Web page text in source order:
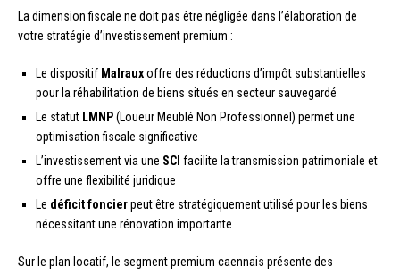
La dimension fiscale ne doit pas être négligée dans l’élaboration de
votre stratégie d’investissement premium :
Le dispositif Malrauxoffre des réductions d’impôt substantielles
pour la réhabilitation de biens situés en secteur sauvegardé
Le statut LMNP(Loueur Meublé Non Professionnel) permet une
optimisation fiscale significative
L’investissement via une SCI facilite la transmission patrimoniale et
offre une flexibilité juridique
Le déficit foncierpeut être stratégiquement utilisé pour les biens
nécessitant une rénovation importante
Sur le plan locatif, le segment premium caennais présente des